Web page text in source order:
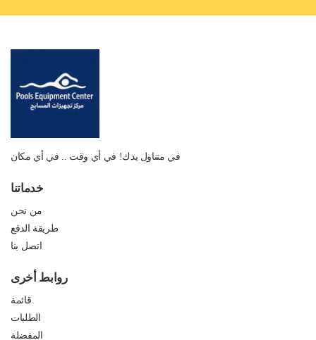
في متناول يدك! في أي وقت .. في أي مكان
خدماتنا
من نحن
طريقة الدفع
اتصل بنا
روابط أخرى
قائمة
الطلبات
المفضلة